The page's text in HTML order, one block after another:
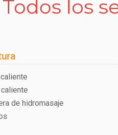
Todos los
de hidromasaje